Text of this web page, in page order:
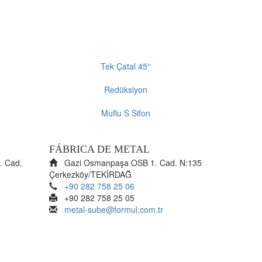
Tek Çatal 45°
Redüksiyon
Muflu S Sifon
Cad.
FÁBRICA DE METAL
Gazi Osmanpaşa OSB 1. Cad. N:135
Çerkezköy/TEKİRDAĞ
+90 282 758 25 06
+90 282 758 25 05
metal-sube@formul.com.tr